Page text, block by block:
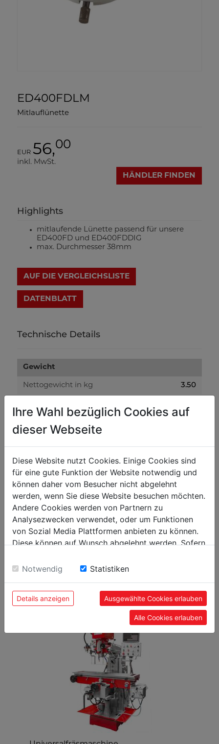
ED400FDLM
Mitlauflünette
EUR 56,00
inkl. MwSt.
HÄNDLER FINDEN
Highlights
mitlaufende Lünette passend für unsere
ED400FD und ED400FDDIG
max. Durchmesser 38mm
AUF DIE VERGLEICHSLISTE
DATENBLATT
Technische Details
Gewicht
Nettogewicht in kg 3.50
Versandmaße
100
Verpackungsbreite in mm 300
Verpackungslänge in mm
EAN Code 9120039905693
BELIEBTE PRODUKTE
Ihre Wahl bezüglich Cookies auf
dieser Webseite
Diese Website nutzt Cookies. Einige Cookies sind
für eine gute Funktion der Website notwendig und
können daher vom Besucher nicht abgelehnt
werden, wenn Sie diese Website besuchen möchten.
Andere Cookies werden von Partnern zu
Analysezwecken verwendet, oder um Funktionen
von Sozial Media Plattformen anbieten zu können.
Diese können auf Wunsch abgelehnt werden. Sofern
Einwilligung zu unseren Cookies.
Notwendig Statistiken
Details anzeigen Ausgewählte Cookies erlauben
Alle Cookies erlauben